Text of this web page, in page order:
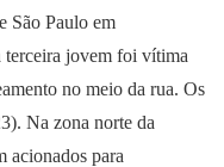
São Paulo em
jovem foi vítima
no meio da rua. Os
Na zona norte da
acionados para